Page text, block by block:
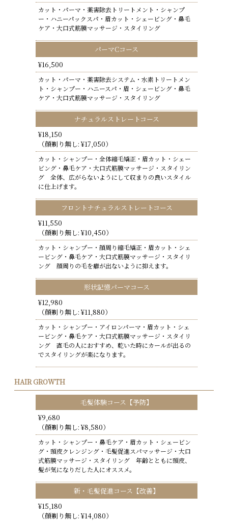
カット・パーマ・薬害除去トリートメント・シャンプ
ー・ハニーパックスパ・眉カット・シェービング・鼻毛
ケア・大口式筋膜マッサージ・スタイリング
パーマCコース
¥16,500
カット・パーマ・薬害除去システム・水素トリートメン
ト・シャンプー・ハニースパ・眉・シェービング・鼻毛
ケア・大口式筋膜マッサージ・スタイリング
ナチュラルストレートコース
¥18,150
（顔剃り無し: ¥17,050）
カット・シャンプー・全体縮毛矯正・眉カット・シェー
ビング・鼻毛ケア・大口式筋膜マッサージ・スタイリン
グ 全体、広がらないようにして収まりの良いスタイル
に仕上げます。
フロントナチュラルストレートコース
¥11,550
（顔剃り無し: ¥10,450）
カット・シャンプー・顔周り縮毛矯正・眉カット・シェ
ービング・鼻毛ケア・大口式筋膜マッサージ・スタイリ
ング 顔周りの毛を癖が出ないように抑えます。
形状記憶パーマコース
¥12,980
（顔剃り無し: ¥11,880）
カット・シャンプー・アイロンパーマ・眉カット・シェ
ービング・鼻毛ケア・大口式筋膜マッサージ・スタイリ
ング 直毛の人におすすめ、乾いた時にカールが出るの
でスタイリングが楽になります。
HAIR GROWTH
毛髪体験コース【予防】
¥9,680
（顔剃り無し: ¥8,580）
カット・シャンプー・鼻毛ケア・眉カット・シェービン
グ・頭皮クレンジング・毛髪促進スパマッサージ・大口
式筋膜マッサージ・スタイリング 年齢とともに頭皮、
髪が気になりだした人にオススメ。
新・毛髪促進コース【改善】
¥15,180
（顔剃り無し: ¥14,080）